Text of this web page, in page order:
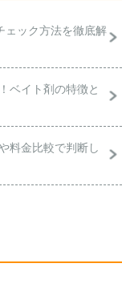
ェック方法を徹底解
ベイト剤の特徴と
料金比較で判断し